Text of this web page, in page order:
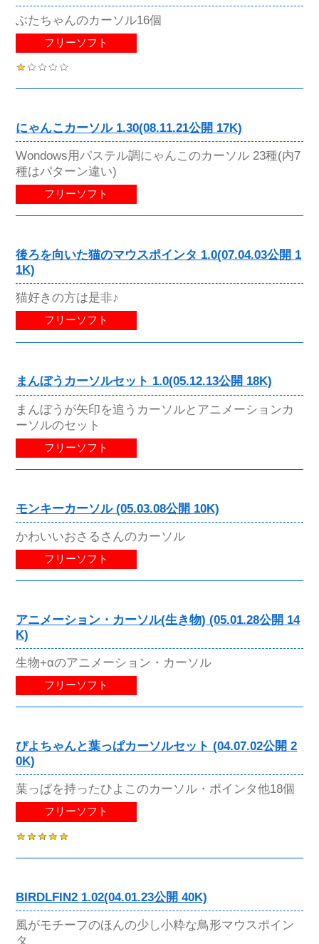
ぶたちゃんのカーソル16個
フリーソフト
にゃんこカーソル 1.30(08.11.21公開 17K)
Wondows用パステル調にゃんこのカーソル 23種(内7
種はパターン違い)
フリーソフト
後ろを向いた猫のマウスポインタ 1.0(07.04.03公開 1
1K)
猫好きの方は是非♪
フリーソフト
まんぼうカーソルセット 1.0(05.12.13公開 18K)
まんぼうが矢印を追うカーソルとアニメーションカ
ーソルのセット
フリーソフト
モンキーカーソル (05.03.08公開 10K)
かわいいおさるさんのカーソル
フリーソフト
アニメーション・カーソル(生き物) (05.01.28公開 14
K)
生物+αのアニメーション・カーソル
フリーソフト
ぴよちゃんと葉っぱカーソルセット (04.07.02公開 2
0K)
葉っぱを持ったひよこのカーソル・ポインタ他18個
フリーソフト
BIRDLFIN2 1.02(04.01.23公開 40K)
風がモチーフのほんの少し小粋な鳥形マウスポイン
タ